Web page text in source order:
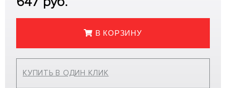
В КОРЗИНУ
КУПИТЬ В ОДИН КЛИК